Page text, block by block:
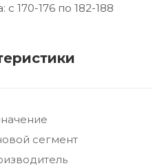
с 170-176 по 182-188
сегмент